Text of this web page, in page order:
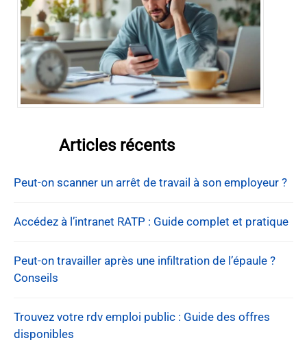
Articles récents
Peut-on scanner un arrêt de travail à son employeur ?
Accédez à l’intranet RATP : Guide complet et pratique
Peut-on travailler après une infiltration de l’épaule ?
Conseils
Trouvez votre rdv emploi public : Guide des offres
disponibles